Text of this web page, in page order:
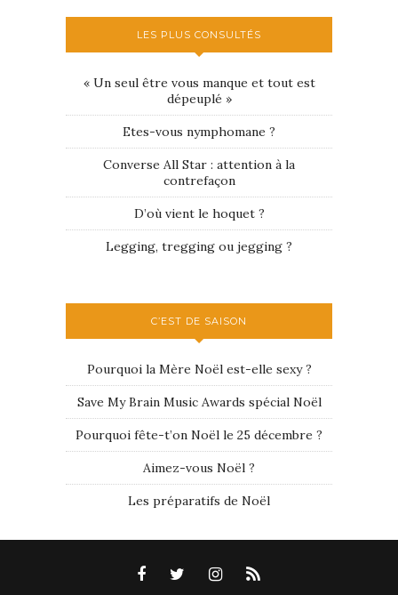
LES PLUS CONSULTÉS
« Un seul être vous manque et tout est
dépeuplé »
Etes-vous nymphomane ?
Converse All Star : attention à la
contrefaçon
D’où vient le hoquet ?
Legging, tregging ou jegging ?
C’EST DE SAISON
Pourquoi la Mère Noël est-elle sexy ?
Save My Brain Music Awards spécial Noël
Pourquoi fête-t’on Noël le 25 décembre ?
Aimez-vous Noël ?
Les préparatifs de Noël